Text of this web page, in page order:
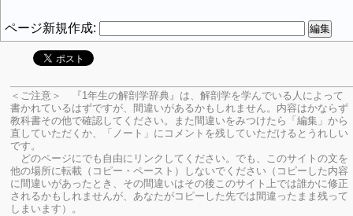
ページ新規作成:
＜ご注意＞ 『1年生の解剖学辞典』は、解剖学を学んでいる人によって
書かれているはずですが、間違いがあるかもしれません。内容はかならず
教科書その他で確認してください。
また間違いをみつけたら「編集」から
直していただくか、「ノート」にコメントを残していただけるとうれしい
です。
どのページにでも自由にリンクしてください。でも、このサイトの文を
他の場所に転載（コピー・ペースト）しないでください（コピーした内容
に間違いがあったとき、その間違いはその後このサイト上では誰かに修正
されるかもしれませんが、あなたがコピーした先では間違ったまま残って
しまいます）。